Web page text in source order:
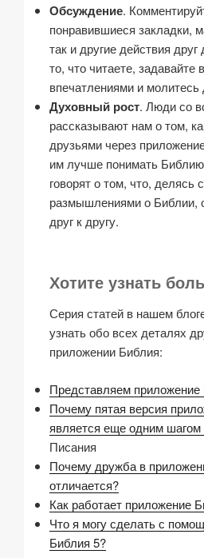
Обсуждение.
понравившиеся закладки,
так и другие действия
то, что читаете, задавайте
впечатлениями и молитесь
Духовный рост. Люди со
рассказывают нам о том,
друзьями через
им лучше понимать
говорят о том, что, делясь
размышлениями о Библии,
друг к другу.
Хотите узнать
Серия статей в нашем
узнать обо всех деталях
приложении Библия:
Представляем приложение
Почему пятая версия
является еще одним шагом
Писания
Почему дружба в
отличается?
Как работает приложение
Что я могу сделать с
Библия 5?